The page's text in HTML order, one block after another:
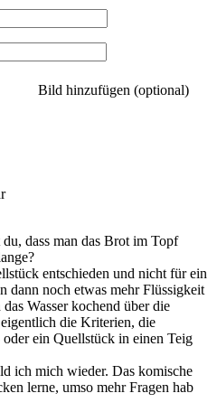
Bild hinzufügen (optional)
dass man das Brot im Topf
entschieden und nicht für ein
dann noch etwas mehr Flüssigkeit
Wasser kochend über die
die Kriterien, die
ein Quellstück in einen Teig
ich mich wieder. Das komische
lerne, umso mehr Fragen hab